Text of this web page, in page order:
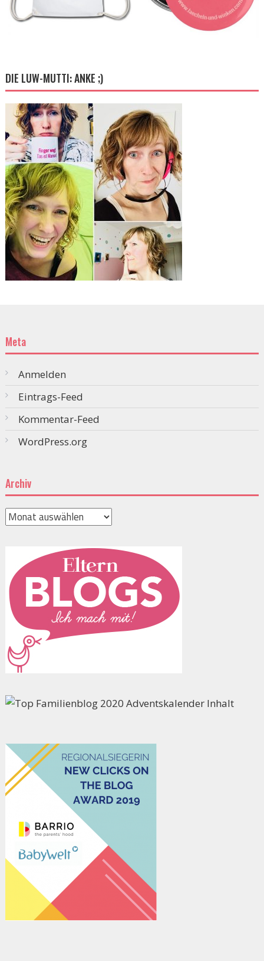
DIE LUW-MUTTI: ANKE ;)
Meta
Anmelden
Eintrags-Feed
Kommentar-Feed
WordPress.org
Archiv
Archiv